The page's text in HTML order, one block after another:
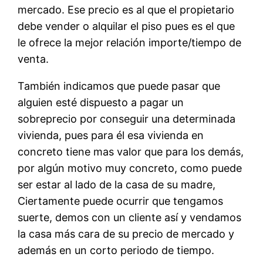
mercado. Ese precio es al que el propietario
debe vender o alquilar el piso pues es el que
le ofrece la mejor relación importe/tiempo de
venta.
También indicamos que puede pasar que
alguien esté dispuesto a pagar un
sobreprecio por conseguir una determinada
vivienda, pues para él esa vivienda en
concreto tiene mas valor que para los demás,
por algún motivo muy concreto, como puede
ser estar al lado de la casa de su madre,
Ciertamente puede ocurrir que tengamos
suerte, demos con un cliente así y vendamos
la casa más cara de su precio de mercado y
además en un corto periodo de tiempo.